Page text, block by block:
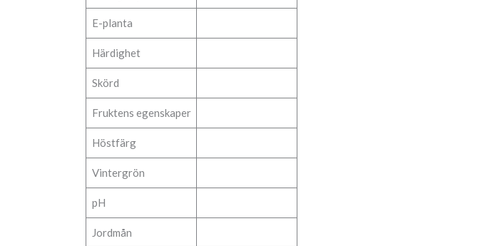
E-planta
Härdighet
Skörd
Fruktens egenskaper
Höstfärg
Vintergrön
pH
Jordmån